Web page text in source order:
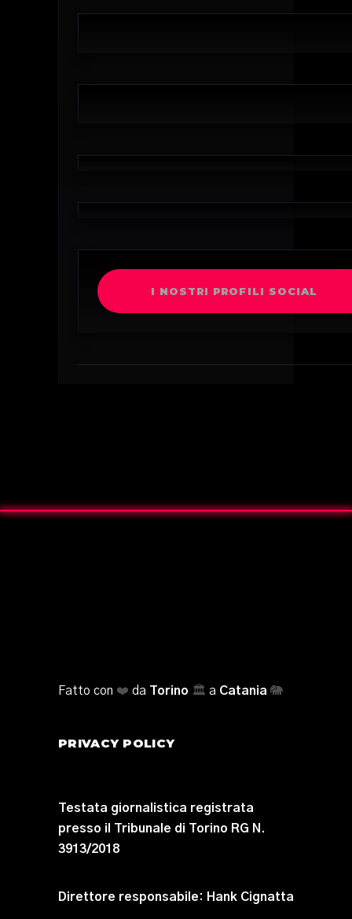
I NOSTRI PROFILI SOCIAL
Fatto con ❤️ da Torino 🏛️ a Catania 🐘
PRIVACY POLICY
Testata giornalistica registrata
presso il Tribunale di Torino RG N.
3913/2018
Direttore responsabile: Hank Cignatta